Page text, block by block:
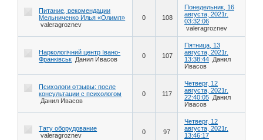
Питание, рекомендации
Мельниченко Илья «Олимп»
valeragroznev
0 108
Понедельник, 16
августа, 2021г.
03:32:06
valeragroznev
Наркологічний центр Iвано-
Франківськ Данил Ивасов 0 107
Пятница, 13
августа, 2021г.
13:38:44 Данил
Ивасов
Психологи отзывы: после
консультации с психологом
Данил Ивасов
0 117
Четверг, 12
августа, 2021г.
22:40:05 Данил
Ивасов
Тату оборудование
valeragroznev
0 97
Четверг, 12
августа, 2021г.
13:46:17